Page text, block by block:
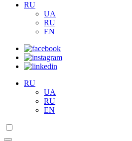
RU
UA
RU
EN
RU
UA
RU
EN